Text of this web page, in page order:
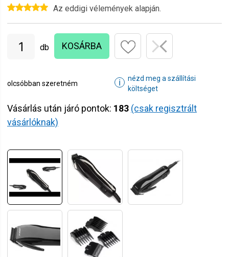
Az eddigi vélemények alapján.
db KOSÁRBA
olcsóbban szeretném ℹ
nézd meg a szállítási
költséget
Vásárlás után járó pontok: 183 (csak regisztrált
vásárlóknak)